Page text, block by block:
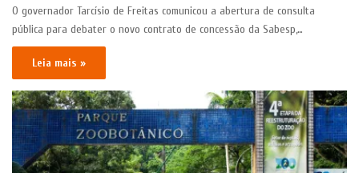
O governador Tarcísio de Freitas comunicou a abertura de consulta
pública para debater o novo contrato de concessão da Sabesp,…
Leia mais »